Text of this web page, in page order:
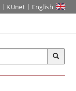
KUnet English